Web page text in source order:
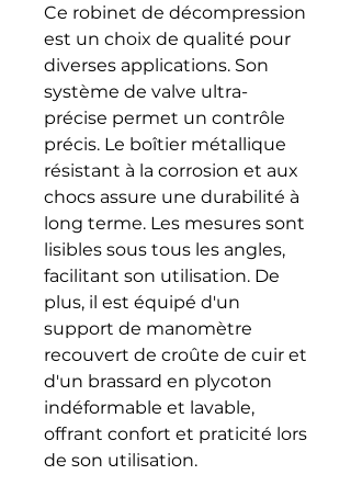
Ce robinet de décompression
est un choix de qualité pour
diverses applications. Son
système de valve ultra-
précise permet un contrôle
précis. Le boîtier métallique
résistant à la corrosion et aux
chocs assure une durabilité à
long terme. Les mesures sont
lisibles sous tous les angles,
facilitant son utilisation. De
plus, il est équipé d'un
support de manomètre
recouvert de croûte de cuir et
d'un brassard en plycoton
indéformable et lavable,
offrant confort et praticité lors
de son utilisation.